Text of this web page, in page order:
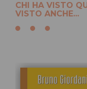
CHI HA VISTO
VISTO ANCHE...